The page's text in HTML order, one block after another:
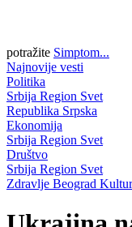
potražite Simptom...
Najnovije vesti
Politika
Srbija Region Svet
Republika Srpska
Ekonomija
Srbija Region Svet
Društvo
Srbija Region Svet
Zdravlje Beograd